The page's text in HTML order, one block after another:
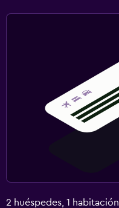
2 huéspedes, 1 habitación